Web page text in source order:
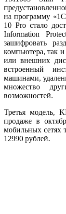
на программу
10 Pro стало
Information
зашифровать
компьютера, так
или внешних
встроенный
машинами,
множество
возможностей.
Третья модель,
продаже в
мобильных сетях
12990 рублей.